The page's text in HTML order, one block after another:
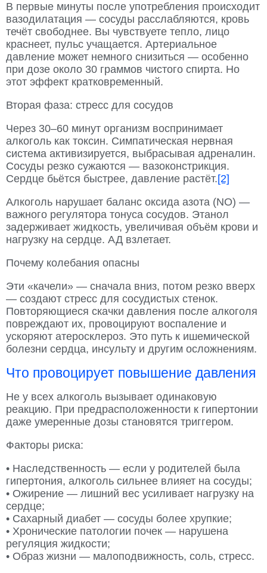
В первые минуты после употребления происходит
вазодилатация — сосуды расслабляются, кровь
течёт свободнее. Вы чувствуете тепло, лицо
краснеет, пульс учащается. Артериальное
давление может немного снизиться — особенно
при дозе около 30 граммов чистого спирта. Но
этот эффект кратковременный.
Вторая фаза: стресс для сосудов
Через 30–60 минут организм воспринимает
алкоголь как токсин. Симпатическая нервная
система активизируется, выбрасывая адреналин.
Сосуды резко сужаются — вазоконстрикция.
Сердце бьётся быстрее, давление растёт.[2]
Алкоголь нарушает баланс оксида азота (NO) —
важного регулятора тонуса сосудов. Этанол
задерживает жидкость, увеличивая объём крови и
нагрузку на сердце. АД взлетает.
Почему колебания опасны
Эти «качели» — сначала вниз, потом резко вверх
— создают стресс для сосудистых стенок.
Повторяющиеся скачки давления после алкоголя
повреждают их, провоцируют воспаление и
ускоряют атеросклероз. Это путь к ишемической
болезни сердца, инсульту и другим осложнениям.
Что провоцирует повышение давления
Не у всех алкоголь вызывает одинаковую
реакцию. При предрасположенности к гипертонии
даже умеренные дозы становятся триггером.
Факторы риска:
• Наследственность — если у родителей была
гипертония, алкоголь сильнее влияет на сосуды;
• Ожирение — лишний вес усиливает нагрузку на
сердце;
• Сахарный диабет — сосуды более хрупкие;
• Хронические патологии почек — нарушена
регуляция жидкости;
• Образ жизни — малоподвижность, соль, стресс.